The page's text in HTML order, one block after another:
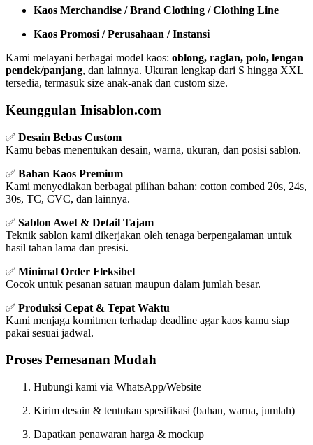
Kaos Merchandise / Brand Clothing / Clothing Line
Kaos Promosi / Perusahaan / Instansi
Kami melayani berbagai model kaos: oblong, raglan, polo, lengan
pendek/panjang, dan lainnya. Ukuran lengkap dari S hingga XXL
tersedia, termasuk size anak-anak dan custom size.
Keunggulan Inisablon.com
✅ Desain Bebas Custom
Kamu bebas menentukan desain, warna, ukuran, dan posisi sablon.
✅ Bahan Kaos Premium
Kami menyediakan berbagai pilihan bahan: cotton combed 20s, 24s,
30s, TC, CVC, dan lainnya.
✅ Sablon Awet & Detail Tajam
Teknik sablon kami dikerjakan oleh tenaga berpengalaman untuk
hasil tahan lama dan presisi.
✅ Minimal Order Fleksibel
Cocok untuk pesanan satuan maupun dalam jumlah besar.
✅ Produksi Cepat & Tepat Waktu
Kami menjaga komitmen terhadap deadline agar kaos kamu siap
pakai sesuai jadwal.
Proses Pemesanan Mudah
Hubungi kami via WhatsApp/Website
Kirim desain & tentukan spesifikasi (bahan, warna, jumlah)
Dapatkan penawaran harga & mockup